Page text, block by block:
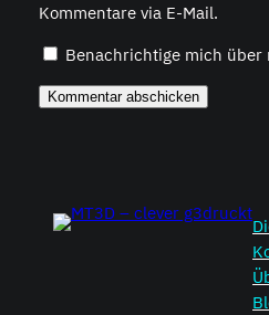
Kommentare via E-Mail.
Benachrichtige mich über